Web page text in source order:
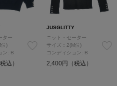
ター
位)
ン: B
込）
JUSGLITTY
ニット・セーター
サイズ：2(M位)
コンディション: B
2,400円（税込）